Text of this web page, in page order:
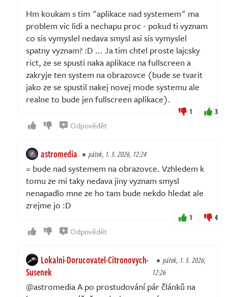
Hm koukam s tim "aplikace nad systemem" ma
problem vic lidi a nechapu proc - pokud ti vyznam
co sis vymyslel nedava smysl asi sis vymyslel
spatny vyznam? :D ... Ja tim chtel proste lajcsky
rict, ze se spusti naka aplikace na fullscreen a
zakryje ten system na obrazovce (bude se tvarit
jako ze se spustil nakej novej mode systemu ale
realne to bude jen fullscreen aplikace).
1 3
Odpovědět
astromedia pátek, 1. 5. 2026, 12:24
= bude nad systemem na obrazovce. Vzhledem k
tomu ze mi taky nedava jiny vyznam smysl
nenapadlo mne ze ho tam bude nekdo hledat ale
zrejme jo :D
1 4
Odpovědět
Lokalni-Dorucovatel-Citronovych-
Susenek
pátek, 1. 5. 2026,
12:26
@astromedia A po prostudování pár článků na